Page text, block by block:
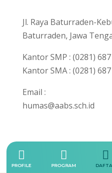
Jl. Raya Baturraden-
Baturraden, Jawa
Kantor SMP : (0281)
Kantor SMA : (0281)
Email :
humas@aabs.sch.id

PROFILE

PROGRAM
